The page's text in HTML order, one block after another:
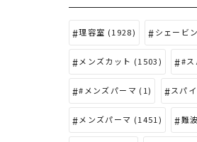
理容室 (1928) シェービ
メンズカット (1503) #
#メンズパーマ (1) スパ
メンズパーマ (1451) 難